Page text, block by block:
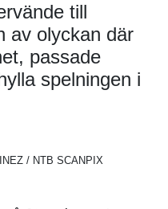
till
av olyckan där
passade
spelningen i
/ NTB SCANPIX